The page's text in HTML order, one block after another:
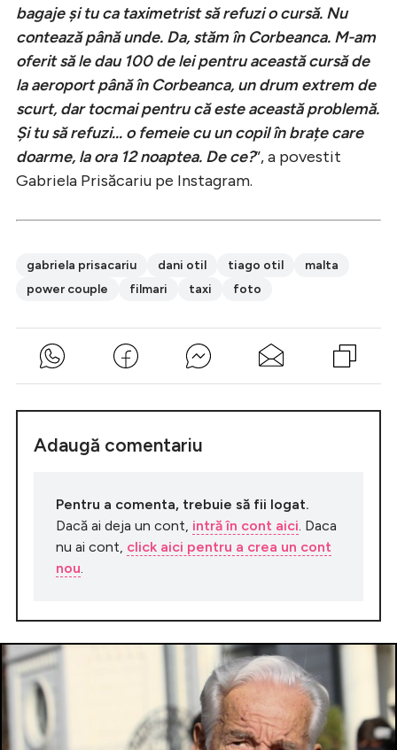
bagaje și tu ca taximetrist să refuzi o cursă. Nu
contează până unde. Da, stăm în Corbeanca. M-am
oferit să le dau 100 de lei pentru această cursă de
la aeroport până în Corbeanca, un drum extrem de
scurt, dar tocmai pentru că este această problemă.
Și tu să refuzi… o femeie cu un copil în brațe care
doarme, la ora 12 noaptea. De ce?”, a povestit
Gabriela Prisăcariu pe Instagram.
gabriela prisacariu dani otil tiago otil
malta
power couple
filmari taxi foto
Adaugă comentariu
Pentru a comenta, trebuie să fii logat.
Dacă ai deja un cont, intră în cont aici . Daca
nu ai cont, click aici pentru a crea un cont
nou